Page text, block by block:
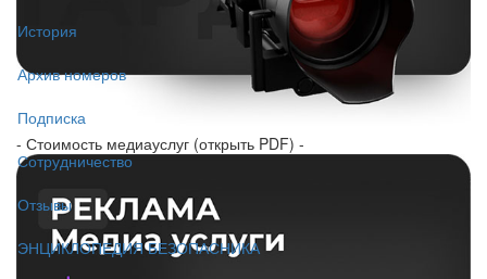
История
Архив номеров
Подписка
Сотрудничество
Отзывы
ЭНЦИКЛОПЕДИЯ БЕЗОПАСНИКА
- Стоимость медиауслуг (открыть PDF) -